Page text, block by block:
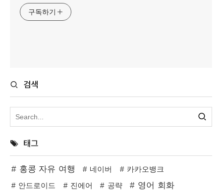
구독하기
검색
태그
홍콩 자유 여행 네이버
카카오뱅크
안드로이드
진에어 공략 영어 회화